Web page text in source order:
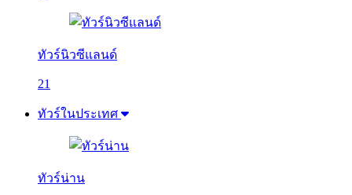
ทัวร์นิวซีแลนด์
21
ทัวร์ในประเทศ
ทัวร์น่าน